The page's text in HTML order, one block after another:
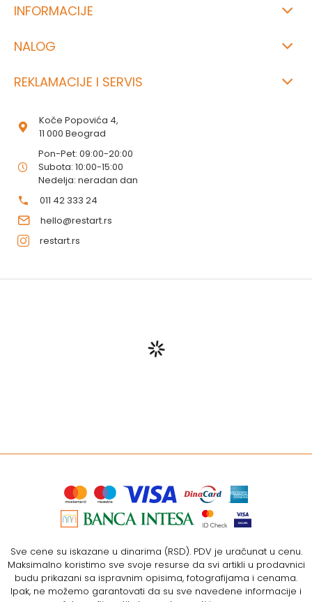
INFORMACIJE
NALOG
REKLAMACIJE I SERVIS
Koče Popovića 4,
11 000 Beograd
Pon-Pet: 09:00-20:00
Subota: 10:00-15:00
Nedelja: neradan dan
011 42 333 24
hello@restart.rs
restart.rs
Sve cene su iskazane u dinarima (RSD). PDV je uračunat u cenu.
Maksimalno koristimo sve svoje resurse da svi artikli u prodavnici
budu prikazani sa ispravnim opisima, fotografijama i cenama.
Ipak, ne možemo garantovati da su sve navedene informacije i